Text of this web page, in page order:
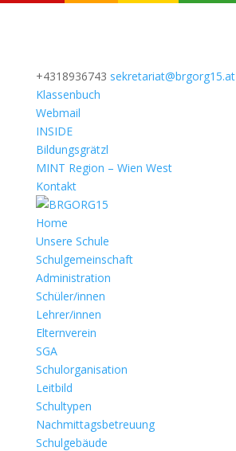
+4318936743 sekretariat@brgorg15.at
Klassenbuch
Webmail
INSIDE
Bildungsgrätzl
MINT Region – Wien West
Kontakt
Home
Unsere Schule
Schulgemeinschaft
Administration
Schüler/innen
Lehrer/innen
Elternverein
SGA
Schulorganisation
Leitbild
Schultypen
Nachmittagsbetreuung
Schulgebäude